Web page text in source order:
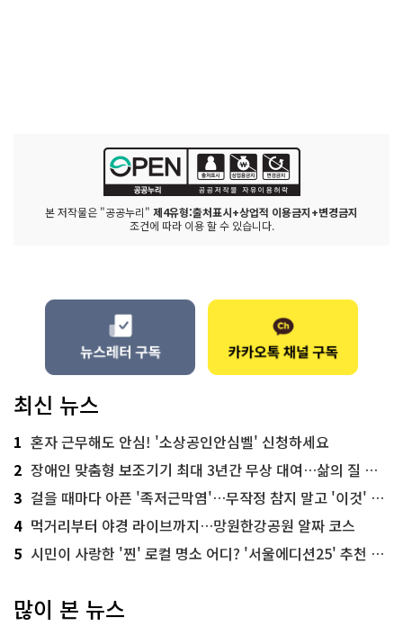
본 저작물은 "공공누리" 제4유형:출처표시+상업적 이용금지+변경금지
조건에 따라 이용 할 수 있습니다.
최신 뉴스
1 혼자 근무해도 안심! '소상공인안심벨' 신청하세요
2 장애인 맞춤형 보조기기 최대 3년간 무상 대여…삶의 질 높인다
3 걸을 때마다 아픈 '족저근막염'…무작정 참지 말고 '이것' 해보세요!
4 먹거리부터 야경 라이브까지…망원한강공원 알짜 코스
5 시민이 사랑한 '찐' 로컬 명소 어디? '서울에디션25' 추천 코스
많이 본 뉴스